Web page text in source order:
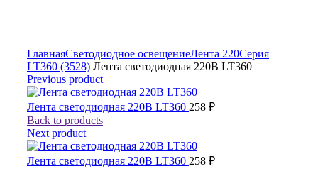
ГлавнаяСветодиодное освещениеЛента 220Серия
LT360 (3528) Лента светодиодная 220В LT360
Previous product
Лента светодиодная 220В LT360 258 ₽
Back to products
Next product
Лента светодиодная 220В LT360 258 ₽